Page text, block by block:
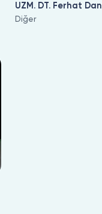
UZM. DT. Ferhat
Diğer